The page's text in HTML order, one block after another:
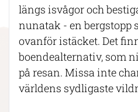
längs isvågor och
nunatak - en bergstopp
ovanför istäcket. Det
boendealternativ, som
på resan. Missa inte
världens sydligaste